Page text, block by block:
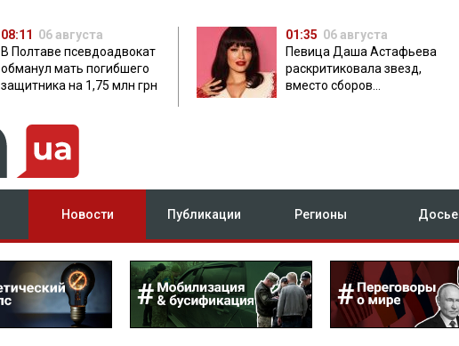
08:11 06 августа
В Полтаве псевдоадвокат
обманул мать погибшего
защитника на 1,75 млн грн
01:35 06 августа
Певица Даша Астафьева
раскритиковала звезд,
вместо сборов
Новости Публикации Регионы Досье